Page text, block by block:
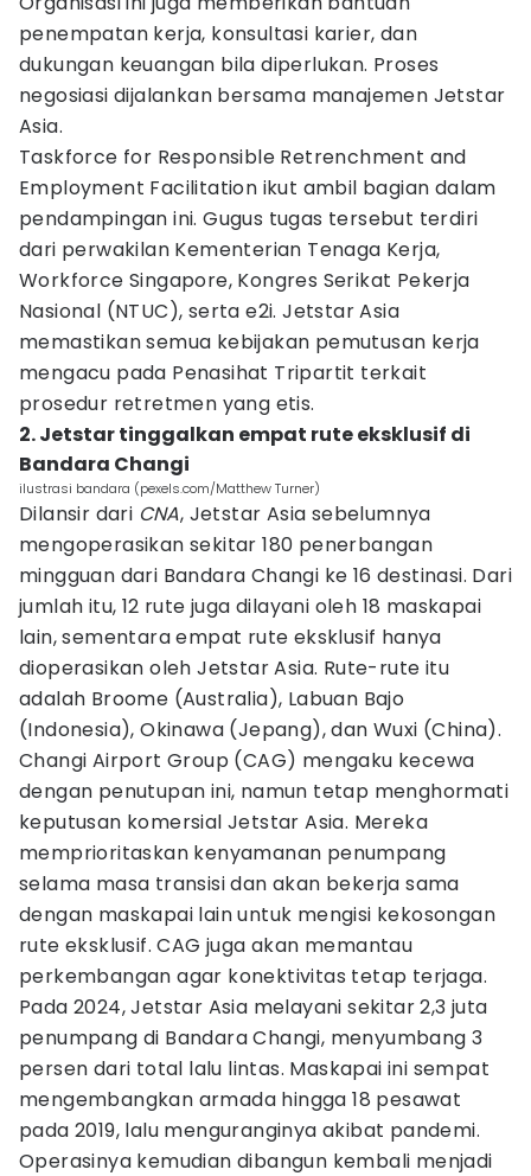
penempatan kerja, konsultasi karier, dan
dukungan keuangan bila diperlukan. Proses
negosiasi dijalankan bersama manajemen Jetstar
Asia.
Taskforce for Responsible Retrenchment and
Employment Facilitation ikut ambil bagian dalam
pendampingan ini. Gugus tugas tersebut terdiri
dari perwakilan Kementerian Tenaga Kerja,
Workforce Singapore, Kongres Serikat Pekerja
Nasional (NTUC), serta e2i. Jetstar Asia
memastikan semua kebijakan pemutusan kerja
mengacu pada Penasihat Tripartit terkait
prosedur retretmen yang etis.
2. Jetstar tinggalkan empat rute eksklusif di
Bandara Changi
ilustrasi bandara (pexels.com/Matthew Turner)
Dilansir dari CNA, Jetstar Asia sebelumnya
mengoperasikan sekitar 180 penerbangan
mingguan dari Bandara Changi ke 16 destinasi. Dari
jumlah itu, 12 rute juga dilayani oleh 18 maskapai
lain, sementara empat rute eksklusif hanya
dioperasikan oleh Jetstar Asia. Rute-rute itu
adalah Broome (Australia), Labuan Bajo
(Indonesia), Okinawa (Jepang), dan Wuxi (China).
Changi Airport Group (CAG) mengaku kecewa
dengan penutupan ini, namun tetap menghormati
keputusan komersial Jetstar Asia. Mereka
memprioritaskan kenyamanan penumpang
selama masa transisi dan akan bekerja sama
dengan maskapai lain untuk mengisi kekosongan
rute eksklusif. CAG juga akan memantau
perkembangan agar konektivitas tetap terjaga.
Pada 2024, Jetstar Asia melayani sekitar 2,3 juta
penumpang di Bandara Changi, menyumbang 3
persen dari total lalu lintas. Maskapai ini sempat
mengembangkan armada hingga 18 pesawat
pada 2019, lalu menguranginya akibat pandemi.
Operasinya kemudian dibangun kembali menjadi